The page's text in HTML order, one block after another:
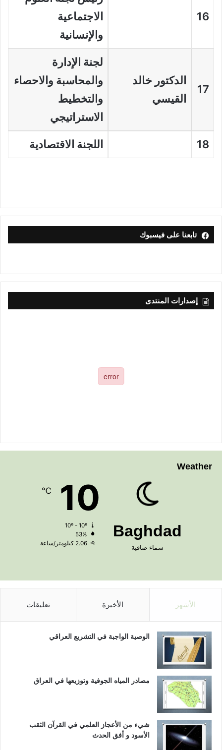
16
الاجتماعية
والإنسانية
17
الدكتور خالد
القيسي
لجنة الإدارة
والمحاسبة والاحصاء
والتخطيط
الاستراتيجي
18 اللجنة الاقتصادية
تابعنا على فيسبوك
إصدارات المنتدى
Weather
Baghdad
سماء صافية
10
℃
53%
2.06 كيلومتر/ساعة
الأشهر الأخيرة تعليقات
الوصية الواجبة في التشريع العراقي
مصادر المياه الجوفية وتوزيعها في العراق
شيء من الأعجاز العلمي في القرآن الثقب
الأسود و أفق الحدث